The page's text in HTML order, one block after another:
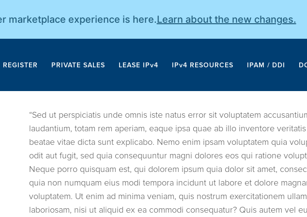
marketplace experience is here.Learn about the new changes.
REGISTER PRIVATE SALES LEASE IPv4 IPv4 RESOURCES IPAM / DDI
“Sed ut perspiciatis unde omnis iste natus error sit voluptatem
laudantium, totam rem aperiam, eaque ipsa quae ab illo inventore
beatae vitae dicta sunt explicabo. Nemo enim ipsam voluptatem quia
odit aut fugit, sed quia consequuntur magni dolores eos qui ratione
Neque porro quisquam est, qui dolorem ipsum quia dolor sit amet,
quia non numquam eius modi tempora incidunt ut labore et dolore
voluptatem. Ut enim ad minima veniam, quis nostrum exercitationem
laboriosam, nisi ut aliquid ex ea commodi consequatur? Quis autem vel